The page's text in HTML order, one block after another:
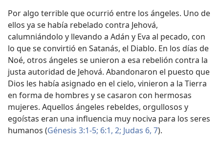
Por algo terrible que ocurrió entre los ángeles. Uno de
ellos ya se había rebelado contra Jehová,
calumniándolo y llevando a Adán y Eva al pecado, con
lo que se convirtió en Satanás, el Diablo. En los días de
Noé, otros ángeles se unieron a esa rebelión contra la
justa autoridad de Jehová. Abandonaron el puesto que
Dios les había asignado en el cielo, vinieron a la Tierra
en forma de hombres y se casaron con hermosas
mujeres. Aquellos ángeles rebeldes, orgullosos y
egoístas eran una influencia muy nociva para los seres
humanos (Génesis 3:1-5; 6:1, 2; Judas 6, 7).